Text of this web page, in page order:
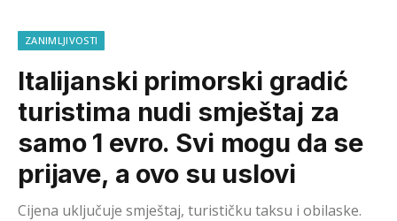
ZANIMLJIVOSTI
Italijanski primorski gradić
turistima nudi smještaj za
samo 1 evro. Svi mogu da se
prijave, a ovo su uslovi
Cijena uključuje smještaj, turističku taksu i obilaske.